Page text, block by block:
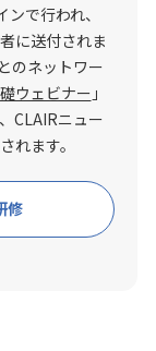
で行われ、
に送付されま
のネットワー
ウェビナー 」
CLAIRニュー
れます。
修